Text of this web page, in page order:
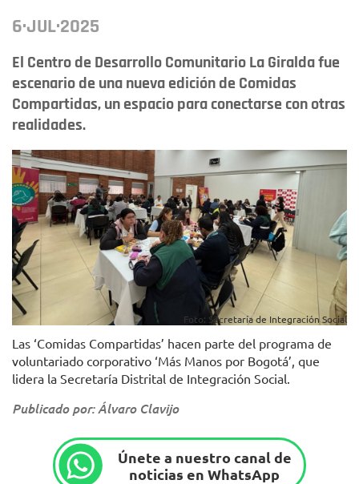
6·JUL·2025
El Centro de Desarrollo Comunitario La Giralda fue
escenario de una nueva edición de Comidas
Compartidas, un espacio para conectarse con otras
realidades.
Foto: Secretaría de Integración Social
Las ‘Comidas Compartidas’ hacen parte del programa de
voluntariado corporativo ‘Más Manos por Bogotá’, que
lidera la Secretaría Distrital de Integración Social.
Publicado por: Álvaro Clavijo
Únete a nuestro canal de
noticias en WhatsApp